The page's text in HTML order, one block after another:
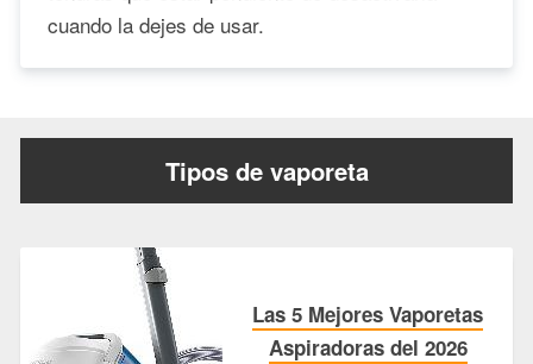
cuando la dejes de usar.
Tipos de vaporeta
Las 5 Mejores Vaporetas
Aspiradoras del 2026